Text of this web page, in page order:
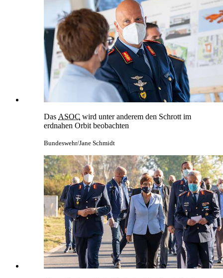
Das ASOC wird unter anderem den Schrott im
erdnahen Orbit beobachten
Bundeswehr/Jane Schmidt